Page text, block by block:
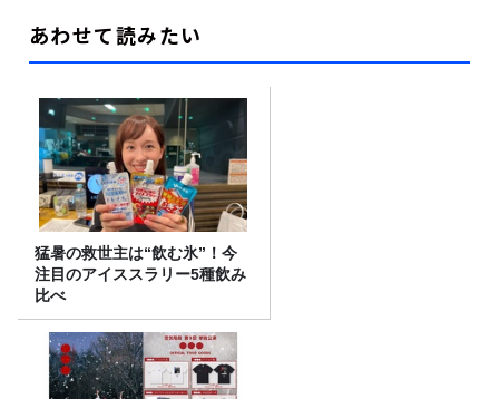
あわせて読みたい
猛暑の救世主は“飲む氷”！今
注目のアイススラリー5種飲み
比べ